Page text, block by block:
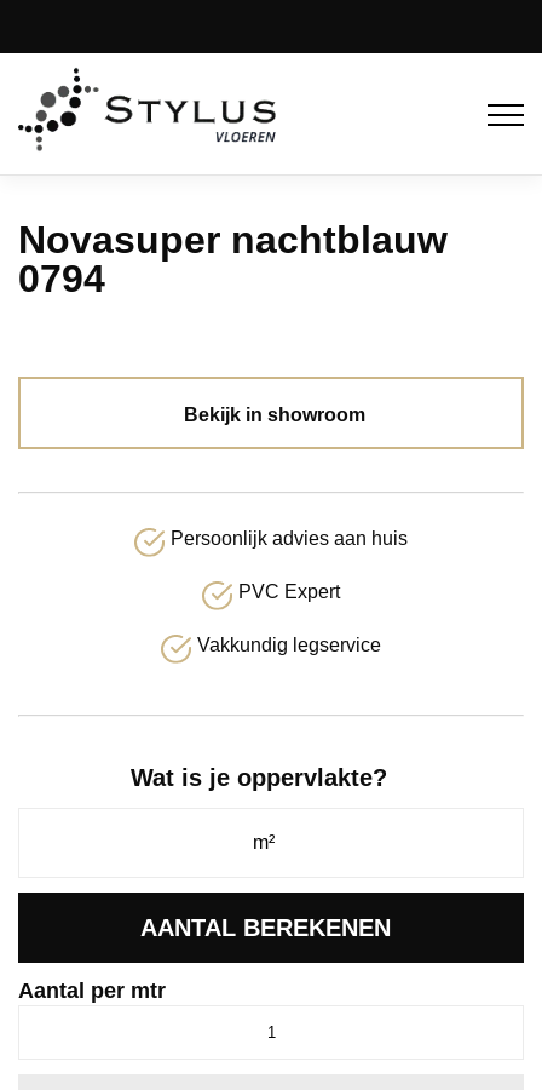
Novasuper nachtblauw
0794
Bekijk in showroom
Persoonlijk advies aan huis
PVC Expert
Vakkundig legservice
Wat is je oppervlakte?
AANTAL BEREKENEN
Aantal per mtr